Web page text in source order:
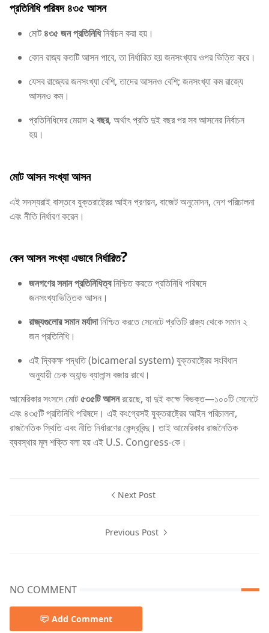
প্রতিনিধি পরিষদ ৪৩৫ আসন
মোট৪৩৫ জন প্রতিনিধিনির্বাচন করা হয়।
কোন রাজ্য কতটি আসন পাবে, তা নির্ধারিত হয় জনসংখ্যার ওপর ভিত্তি করে।
যেসব রাজ্যের জনসংখ্যা বেশি, তাদের আসনও বেশি; জনসংখ্যা কম রাজ্যে
আসনও কম।
প্রতিনিধিদের মেয়াদ২ বছর, অর্থাৎ প্রতি দুই বছর পর সব আসনের নির্বাচন
হয়।
মোট আসন সংখ্যাআসন
এই সদস্যরাই বাস্তবে যুক্তরাষ্ট্রের আইন প্রণয়ন, বাজেট অনুমোদন, দেশ পরিচালনা
এবং নীতি নির্ধারণ করেন।
কেন আসন সংখ্যা এভাবে নির্ধারিত?
জনগণের সমান প্রতিনিধিত্বনিশ্চিত করতে প্রতিনিধি পরিষদে
জনসংখ্যাভিত্তিক আসন।
রাজ্যগুলোর সমান মর্যাদানিশ্চিত করতে সেনেটে প্রতিটি রাজ্য থেকে সমান ২
জন প্রতিনিধি।
এই দ্বিকক্ষ পদ্ধতি (bicameral system) যুক্তরাষ্ট্রের সংবিধান
অনুযায়ী চেক অ্যান্ড ব্যালান্স বজায় রাখে।
আমেরিকার সংসদে মোট৫৩৫টি আসনরয়েছে, যা দুই কক্ষে বিভক্ত—১০০টি সেনেটে
এবং ৪৩৫টি প্রতিনিধি পরিষদে। এই কংগ্রেসই যুক্তরাষ্ট্রের আইন পরিচালনা,
রাজনৈতিক স্থিতি এবং নীতি নির্ধারণের কেন্দ্রবিন্দু। তাই আমেরিকার রাজনৈতিক
ব্যবস্থার মূল শক্তি বলা হয় এই U.S. Congress-কে।
Next Post
Previous Post
NO COMMENT
Add Comment